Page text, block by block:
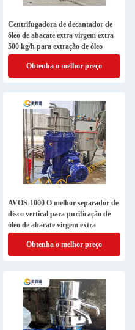
Centrifugadora de decantador de
óleo de abacate extra virgem extra
500 kg/h para extração de óleo
Obtenha o melhor preço
AVOS-1000 O melhor separador de
disco vertical para purificação de
óleo de abacate virgem extra
Obtenha o melhor preço